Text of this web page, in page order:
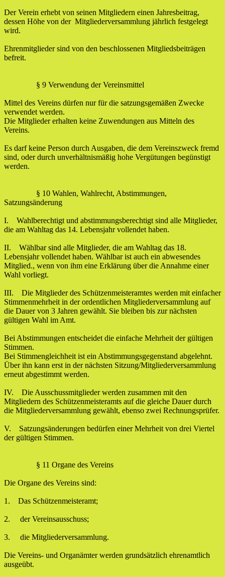
Der Verein erhebt von seinen Mitgliedern einen Jahresbeitrag,
dessen Höhe von der Mitgliederversammlung jährlich festgelegt
wird.
Ehrenmitglieder sind von den beschlossenen Mitgliedsbeiträgen
befreit.
§ 9 Verwendung der Vereinsmittel
Mittel des Vereins dürfen nur für die satzungsgemäßen Zwecke
verwendet werden.
Die Mitglieder erhalten keine Zuwendungen aus Mitteln des
Vereins.
Es darf keine Person durch Ausgaben, die dem Vereinszweck fremd
sind, oder durch unverhältnismäßig hohe Vergütungen begünstigt
werden.
§ 10 Wahlen, Wahlrecht, Abstimmungen,
Satzungsänderung
I. Wahlberechtigt und abstimmungsberechtigt sind alle Mitglieder,
die am Wahltag das 14. Lebensjahr vollendet haben.
II. Wählbar sind alle Mitglieder, die am Wahltag das 18.
Lebensjahr vollendet haben. Wählbar ist auch ein abwesendes
Mitglied., wenn von ihm eine Erklärung über die Annahme einer
Wahl vorliegt.
III. Die Mitglieder des Schützenmeisteramtes werden mit einfacher
Stimmenmehrheit in der ordentlichen Mitgliederversammlung auf
die Dauer von 3 Jahren gewählt. Sie bleiben bis zur nächsten
gültigen Wahl im Amt.
Bei Abstimmungen entscheidet die einfache Mehrheit der gültigen
Stimmen.
Bei Stimmengleichheit ist ein Abstimmungsgegenstand abgelehnt.
Über ihn kann erst in der nächsten Sitzung/Mitgliederversammlung
erneut abgestimmt werden.
IV. Die Ausschussmitglieder werden zusammen mit den
Mitgliedern des Schützenmeisteramts auf die gleiche Dauer durch
die Mitgliederversammlung gewählt, ebenso zwei Rechnungsprüfer.
V. Satzungsänderungen bedürfen einer Mehrheit von drei Viertel
der gültigen Stimmen.
§ 11 Organe des Vereins
Die Organe des Vereins sind:
1. Das Schützenmeisteramt;
2. der Vereinsausschuss;
3. die Mitgliederversammlung.
Die Vereins- und Organämter werden grundsätzlich ehrenamtlich
ausgeübt.